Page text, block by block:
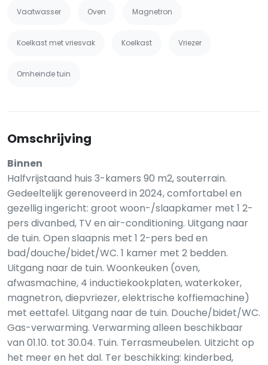
Vaatwasser Oven Magnetron
Koelkast met vriesvak Koelkast Vriezer
Omheinde tuin
Omschrijving
Binnen
Halfvrijstaand huis 3-kamers 90 m2, souterrain.
Gedeeltelijk gerenoveerd in 2024, comfortabel en
gezellig ingericht: groot woon-/slaapkamer met 1 2-
pers divanbed, TV en air-conditioning. Uitgang naar
de tuin. Open slaapnis met 1 2-pers bed en
bad/douche/bidet/WC. 1 kamer met 2 bedden.
Uitgang naar de tuin. Woonkeuken (oven,
afwasmachine, 4 inductiekookplaten, waterkoker,
magnetron, diepvriezer, elektrische koffiemachine)
met eettafel. Uitgang naar de tuin. Douche/bidet/WC.
Gas-verwarming. Verwarming alleen beschikbaar
van 01.10. tot 30.04. Tuin. Terrasmeubelen. Uitzicht op
het meer en het dal. Ter beschikking: kinderbed,